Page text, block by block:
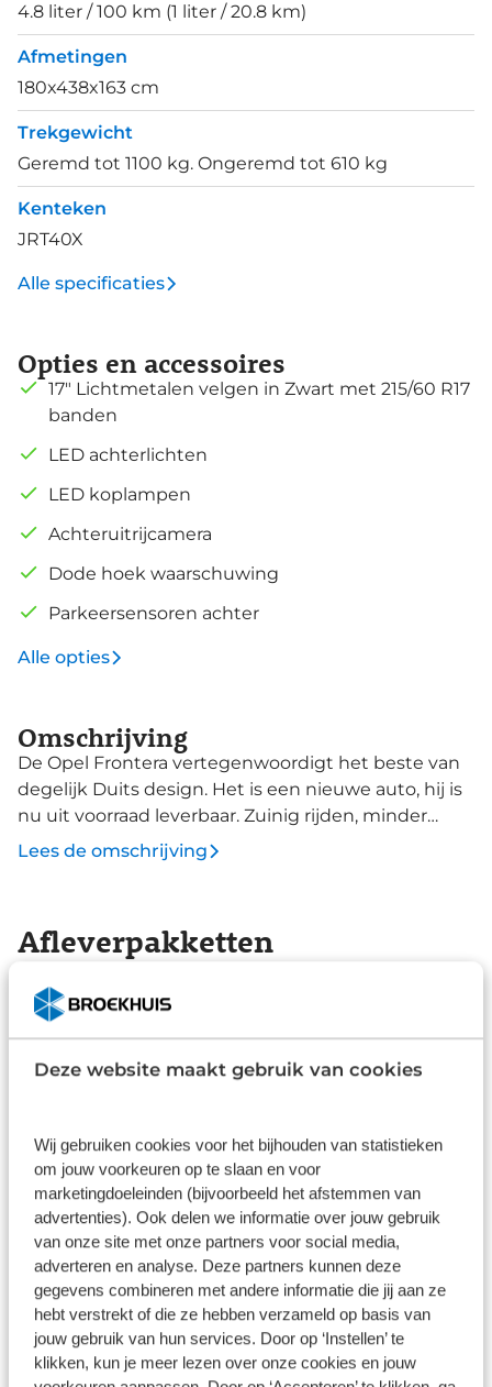
Deze website maakt gebruik van cookies
Wij gebruiken cookies voor het bijhouden van statistieken
om jouw voorkeuren op te slaan en voor
marketingdoeleinden (bijvoorbeeld het afstemmen van
advertenties). Ook delen we informatie over jouw gebruik
van onze site met onze partners voor social media,
adverteren en analyse. Deze partners kunnen deze
gegevens combineren met andere informatie die jij aan ze
hebt verstrekt of die ze hebben verzameld op basis van
jouw gebruik van hun services. Door op ‘Instellen’ te
klikken, kun je meer lezen over onze cookies en jouw
4.8 liter / 100 km (1 liter / 20.8 km)
Afmetingen
180x438x163 cm
Trekgewicht
Geremd tot 1100 kg. Ongeremd tot 610 kg
Kenteken
JRT40X
Alle specificaties
Opties en accessoires
17" Lichtmetalen velgen in Zwart met 215/60 R17
banden
LED achterlichten
LED koplampen
Achteruitrijcamera
Dode hoek waarschuwing
Parkeersensoren achter
Alle opties
Omschrijving
De Opel Frontera vertegenwoordigt het beste van
degelijk Duits design. Het is een nieuwe auto, hij is
nu uit voorraad leverbaar. Zuinig rijden, minder
uitstoot, maximale radius. Door de hybride motor
glas achter, in delen neerklapbare achterbank en
complete auto. Soepel inparkeren in de krapste
parkeervakken. De achteruitrijcamera maakt het
ook airconditioning aantreft. In deze auto zijn
en die desnoods ook kunnen remmen of bijsturen.
Wordt dit uw nieuwe auto? We verwelkomen u
graag om u deze Frontera te laten zien, en dan
leggen we u ook uit welke financieringsvormen we
erbij kunnen aanbieden.
Lees de omschrijving
Afleverpakketten
Basis
Inbegrepen
u graag weten wat u kunt verwachten.
Gekozen
Wat klanten over ons zeggen